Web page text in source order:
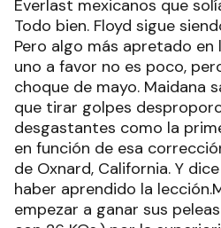
Everlast mexicanos que
Todo bien. Floyd sigue
Pero algo más apretado en
uno a favor no es poco,
choque de mayo. Maidana
que tirar golpes
desgastantes como la
en función de esa
de Oxnard, California. Y
haber aprendido la
empezar a ganar sus